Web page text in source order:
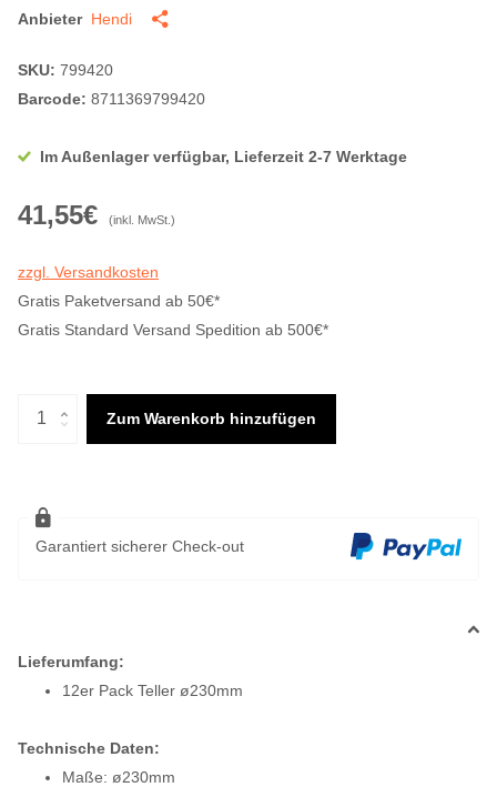
Anbieter Hendi
SKU: 799420
Barcode: 8711369799420
Im Außenlager verfügbar, Lieferzeit 2-7 Werktage
41,55€ (inkl. MwSt.)
zzgl. Versandkosten
Gratis Paketversand ab 50€*
Gratis Standard Versand Spedition ab 500€*
Zum Warenkorb hinzufügen
Garantiert sicherer Check-out
Lieferumfang:
12er Pack Teller ø230mm
Technische Daten:
Maße: ø230mm